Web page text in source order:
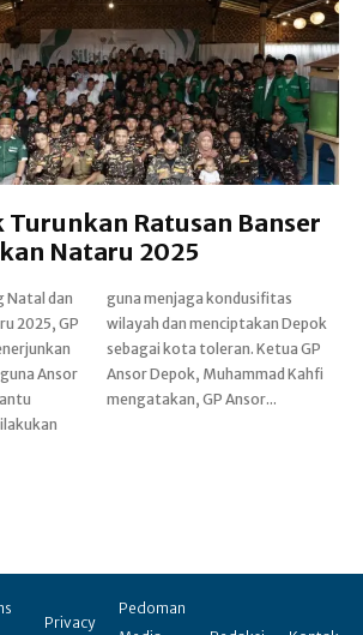
Turunkan Ratusan Banser
Nataru 2025
Natal dan
2025, GP
Ansor
Depok
GP
Kahfi
mengatakan, GP Ansor...
Privacy
Pedoman